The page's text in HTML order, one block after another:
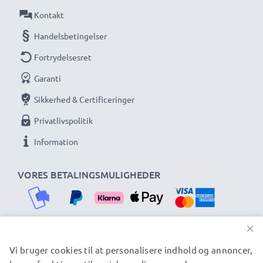
Vi har siden 2004 ageret som international
specialforhandler og vi ved, hvad det kommer an på
ved højkvalitetsprodukter. Derfor giver vi dig en
garanti på 36 måneder!
VORES BETALINGSMULIGHEDER
Kontakt
Handelsbetingelser
Fortrydelsesret
Garanti
Sikkerhed & Certificeringer
Privatlivspolitik
Information
VORES FORSENDELSESPARTNERE
×
Vi bruger cookies til at personalisere indhold og annoncer,